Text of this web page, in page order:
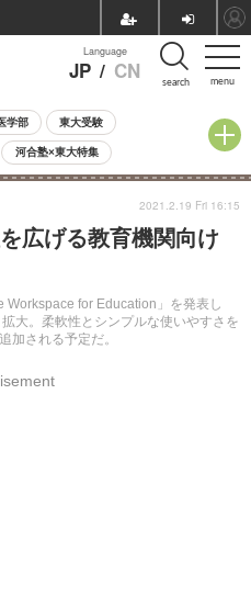
menu
Language
JP / CN search
学部 東大受験
河合塾×東大特集
中学受験 小学校受験
去問 人気記事
広げる教育機関向け
for Education」を発表し
大。柔軟性とシンプルな使いやすさを
加される予定だ。
2021.2.19 Fri 16:15